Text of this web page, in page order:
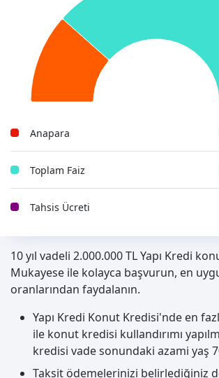
Anapara
Toplam Faiz
Tahsis Ücreti
10 yıl vadeli 2.000.000 TL Yapı Kredi
Mukayese ile kolayca başvurun, en
oranlarından faydalanın.
Yapı Kredi Konut Kredisi'nde en
ile konut kredisi kullandırımı
kredisi vade sonundaki azami yaş
Taksit ödemelerinizi belirlediğiniz